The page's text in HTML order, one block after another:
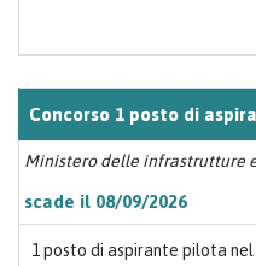
Concorso 1 posto di
Ministero delle infrastrutture
scade il 08/09/2026
1 posto di aspirante pilota